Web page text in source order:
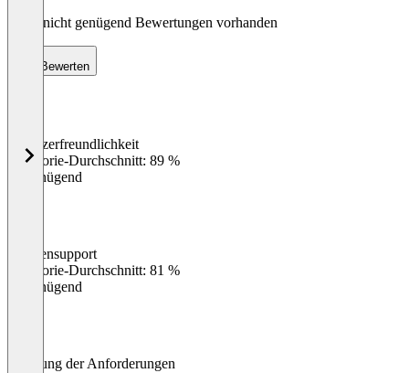
Noch nicht genügend Bewertungen vorhanden
Bewerten
%
Benutzerfreundlichkeit
Kategorie-Durchschnitt: 89 %
Ungenügend
Kundensupport
Kategorie-Durchschnitt: 81 %
Ungenügend
Erfüllung der Anforderungen